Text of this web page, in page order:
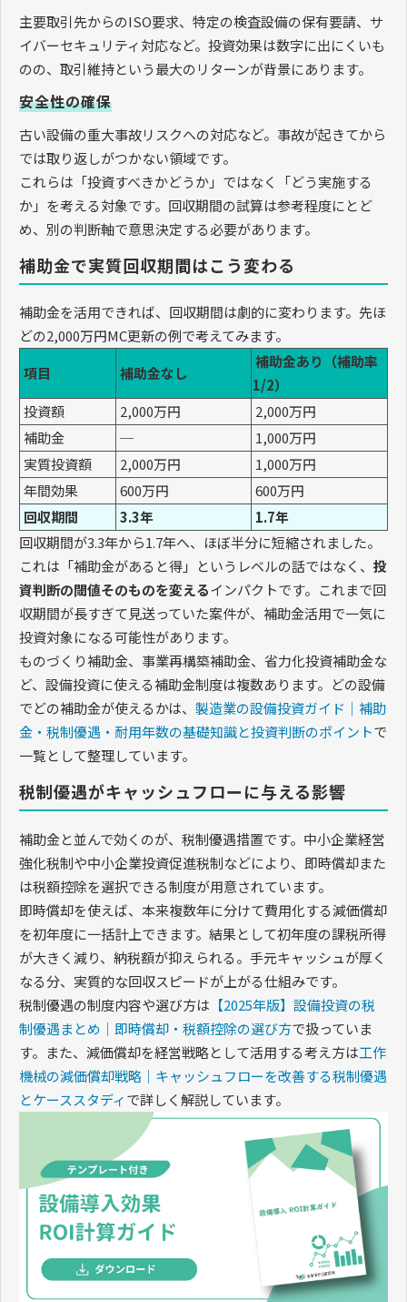
主要取引先からのISO要求、特定の検査設備の保有要請、サ
イバーセキュリティ対応など。投資効果は数字に出にくいも
のの、取引維持という最大のリターンが背景にあります。
安全性の確保
古い設備の重大事故リスクへの対応など。事故が起きてから
では取り返しがつかない領域です。
これらは「投資すべきかどうか」ではなく「どう実施する
か」を考える対象です。回収期間の試算は参考程度にとど
め、別の判断軸で意思決定する必要があります。
補助金で実質回収期間はこう変わる
補助金を活用できれば、回収期間は劇的に変わります。先ほ
どの2,000万円MC更新の例で考えてみます。
項目
補助金なし
補助金あり（補助率
1/2）
投資額
2,000万円
2,000万円
補助金
─
1,000万円
実質投資額
2,000万円
1,000万円
年間効果
600万円
600万円
回収期間
3.3年
1.7年
回収期間が3.3年から1.7年へ、ほぼ半分に短縮されました。
これは「補助金があると得」というレベルの話ではなく、 投
資判断の閾値そのものを変えるインパクトです。これまで回
収期間が長すぎて見送っていた案件が、補助金活用で一気に
投資対象になる可能性があります。
ものづくり補助金、事業再構築補助金、省力化投資補助金な
ど、設備投資に使える補助金制度は複数あります。どの設備
でどの補助金が使えるかは、 製造業の設備投資ガイド｜補助
金・税制優遇・耐用年数の基礎知識と投資判断のポイントで
一覧として整理しています。
税制優遇がキャッシュフローに与える影響
補助金と並んで効くのが、税制優遇措置です。中小企業経営
強化税制や中小企業投資促進税制などにより、即時償却また
は税額控除を選択できる制度が用意されています。
即時償却を使えば、本来複数年に分けて費用化する減価償却
を初年度に一括計上できます。結果として初年度の課税所得
が大きく減り、納税額が抑えられる。手元キャッシュが厚く
なる分、実質的な回収スピードが上がる仕組みです。
税制優遇の制度内容や選び方は 【2025年版】設備投資の税
制優遇まとめ｜即時償却・税額控除の選び方で扱っていま
す。また、減価償却を経営戦略として活用する考え方は工作
機械の減価償却戦略｜キャッシュフローを改善する税制優遇
とケーススタディで詳しく解説しています。